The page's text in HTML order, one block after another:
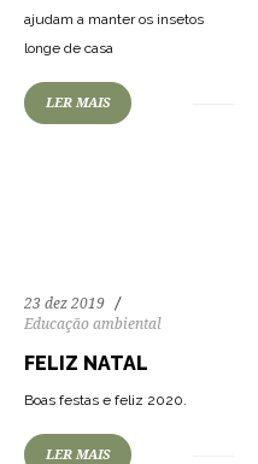
ajudam a manter os insetos
longe de casa
LER MAIS
23 dez 2019
Educação ambiental
FELIZ NATAL
Boas festas e feliz 2020.
LER MAIS
121 6759